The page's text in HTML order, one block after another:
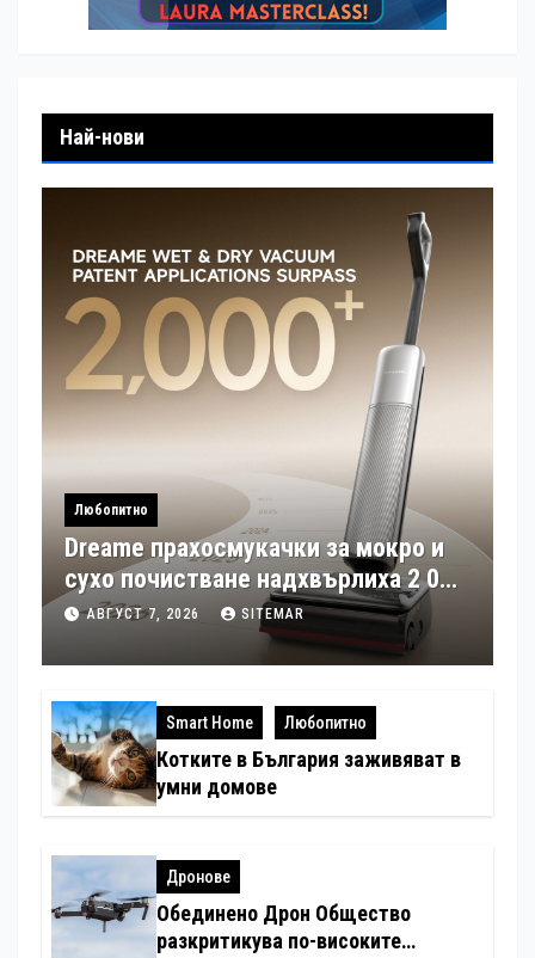
Най-нови
Любопитно
Dreame прахосмукачки за мокро и
сухо почистване надхвърлиха 2 000
патентни заявки в световен мащаб
АВГУСТ 7, 2026 SITEMAR
Smart Home Любопитно
Котките в България заживяват в
умни домове
Дронове
Обединено Дрон Общество
разкритикува по-високите